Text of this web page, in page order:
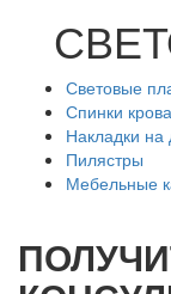
Световые
Спинки
Накладки на
Пилястры
Мебельные